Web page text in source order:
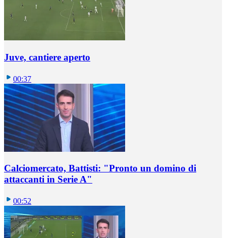
Juve, cantiere aperto
00:37
Calciomercato, Battisti: "Pronto un domino di
attaccanti in Serie A"
00:52